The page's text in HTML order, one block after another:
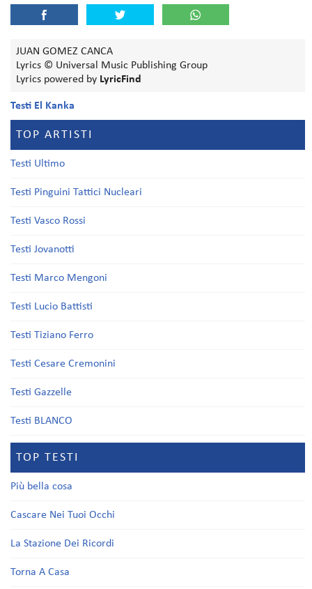
JUAN GOMEZ CANCA
Lyrics © Universal Music Publishing Group
Lyrics powered by LyricFind
Testi El Kanka
TOP ARTISTI
Testi Ultimo
Testi Pinguini Tattici Nucleari
Testi Vasco Rossi
Testi Jovanotti
Testi Marco Mengoni
Testi Lucio Battisti
Testi Tiziano Ferro
Testi Cesare Cremonini
Testi Gazzelle
Testi BLANCO
TOP TESTI
Più bella cosa
Cascare Nei Tuoi Occhi
La Stazione Dei Ricordi
Torna A Casa